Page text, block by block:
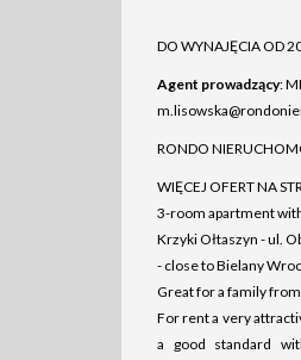
DO WYNAJĘCIA OD
Agent prowadzący:
RONDO
WIĘCEJ OFERT NA
3-room apartment
Krzyki Ołtaszyn - ul.
- close to Bielany
Great for a family
For rent a very
a good standard